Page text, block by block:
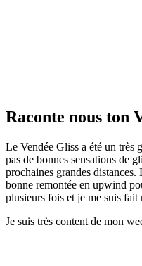
Raconte nous ton
Le Vendée Gliss a été un très
pas de bonnes sensations de
prochaines grandes
bonne remontée en upwind
plusieurs fois et je me suis
Je suis très content de mon